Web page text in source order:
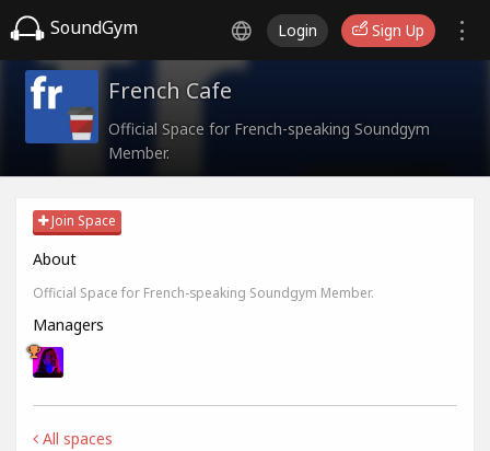
SoundGym Login Sign Up
French Cafe
Official Space for French-speaking Soundgym
Member.
Join Space
About
Official Space for French-speaking Soundgym Member.
Managers
All spaces